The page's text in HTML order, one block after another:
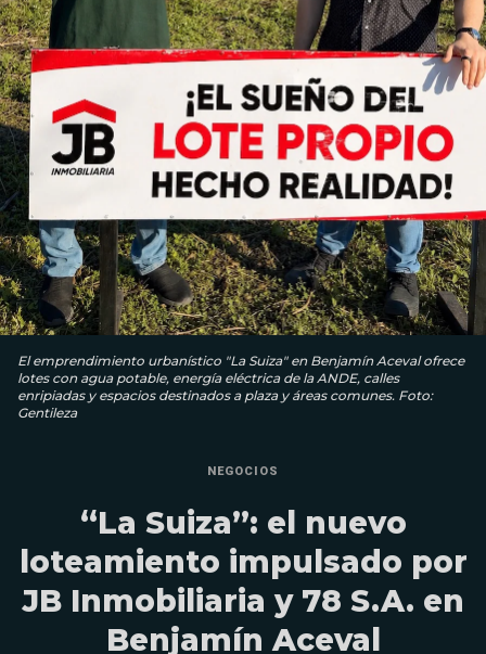
El emprendimiento urbanístico "La Suiza" en Benjamín Aceval ofrece
lotes con agua potable, energía eléctrica de la ANDE, calles
enripiadas y espacios destinados a plaza y áreas comunes. Foto:
Gentileza
NEGOCIOS
“La Suiza”: el nuevo
loteamiento impulsado por
JB Inmobiliaria y 78 S.A. en
Benjamín Aceval